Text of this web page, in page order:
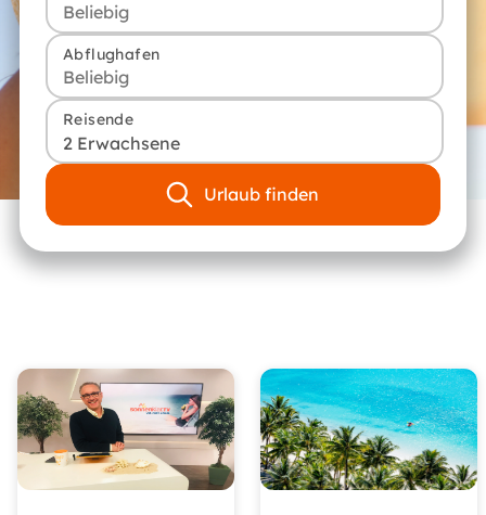
Abflughafen
Reisende
2 Erwachsene
Urlaub finden